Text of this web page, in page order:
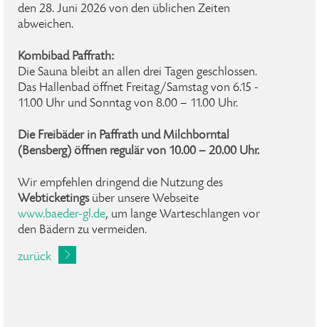
den 28. Juni 2026 von den üblichen Zeiten
abweichen.
Kombibad Paffrath:
Die Sauna bleibt an allen drei Tagen geschlossen.
Das Hallenbad öffnet Freitag/Samstag von 6.15 -
11.00 Uhr und Sonntag von 8.00 – 11.00 Uhr.
Die Freibäder in Paffrath und Milchborntal
(Bensberg) öffnen regulär von 10.00 – 20.00 Uhr.
Wir empfehlen dringend die Nutzung des
Webticketingsüber unsere Webseite
www.baeder-gl.de, um lange Warteschlangen vor
den Bädern zu vermeiden.
zurück